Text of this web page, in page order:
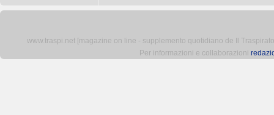
www.traspi.net [magazine on line - supplemento quotidiano de Il
Per informazioni e collaborazioni